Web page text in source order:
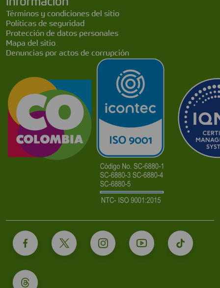
Términos y condiciones del sitio
Políticas de seguridad
Protección de datos personales
Mapa del sitio
Denuncias por actos de corrupción